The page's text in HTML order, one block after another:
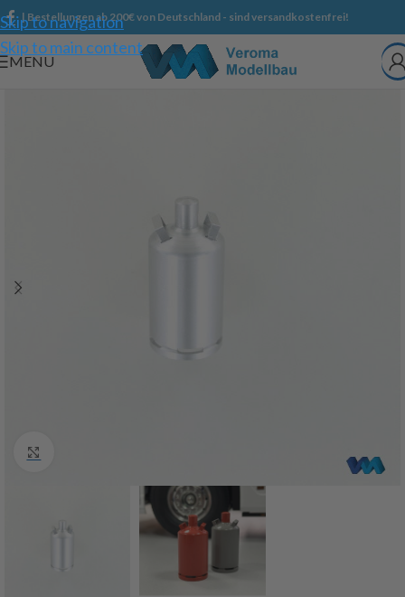
Skip to navigation
Skip to main content
| Bestellungen ab 200€ von Deutschland - sind versandkostenfrei!
MENU